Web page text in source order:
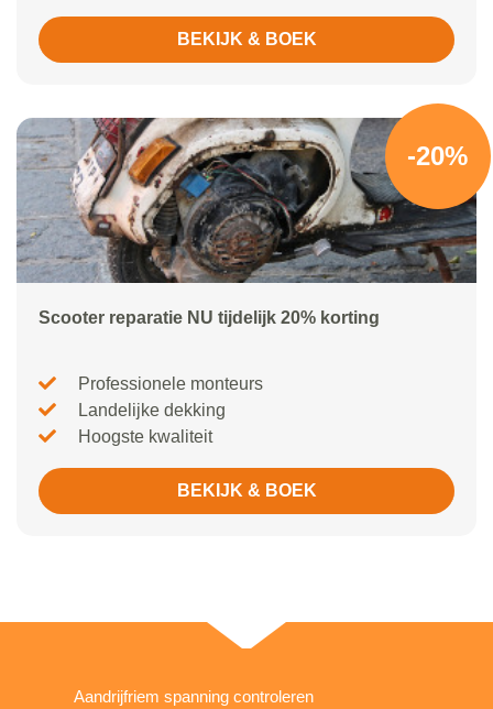
BEKIJK & BOEK
-20%
Scooter reparatie NU tijdelijk 20% korting
Professionele monteurs
Landelijke dekking
Hoogste kwaliteit
BEKIJK & BOEK
Aandrijfriem spanning controleren